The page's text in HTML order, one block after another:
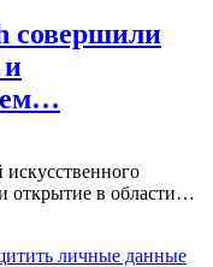
совершили
и
открытие в области…
личные данные